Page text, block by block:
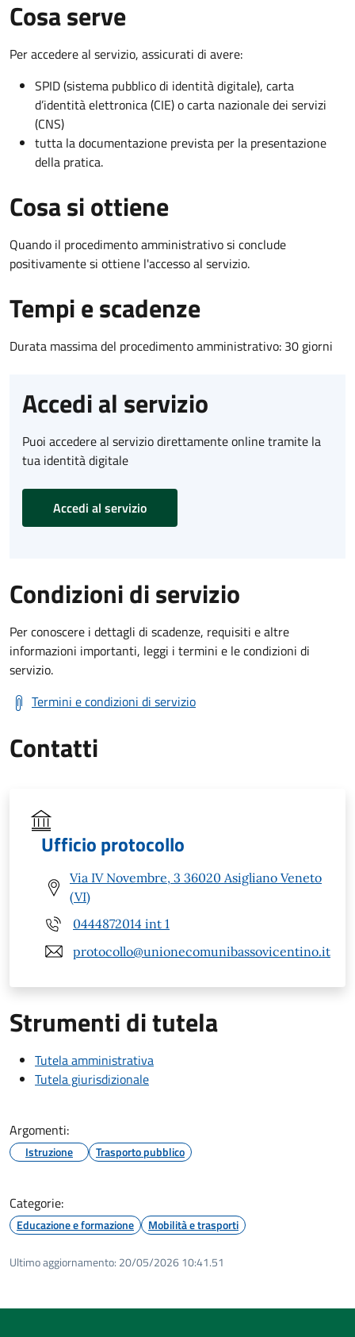
Cosa serve
Per accedere al servizio, assicurati di avere:
SPID (sistema pubblico di identità digitale), carta
d’identità elettronica (CIE) o carta nazionale dei servizi
(CNS)
tutta la documentazione prevista per la presentazione
della pratica.
Cosa si ottiene
Quando il procedimento amministrativo si conclude
positivamente si ottiene l'accesso al servizio.
Tempi e scadenze
Durata massima del procedimento amministrativo: 30 giorni
Accedi al servizio
Puoi accedere al servizio direttamente online tramite la
tua identità digitale
Accedi al servizio
Condizioni di servizio
Per conoscere i dettagli di scadenze, requisiti e altre
informazioni importanti, leggi i termini e le condizioni di
servizio.
Termini e condizioni di servizio
Contatti
Ufficio protocollo
Via IV Novembre, 3 36020 Asigliano Veneto
(VI)
0444872014 int 1
protocollo@unionecomunibassovicentino.it
Strumenti di tutela
Tutela amministrativa
Tutela giurisdizionale
Argomenti:
Istruzione Trasporto pubblico
Categorie:
Educazione e formazione Mobilità e trasporti
Ultimo aggiornamento: 20/05/2026 10:41.51